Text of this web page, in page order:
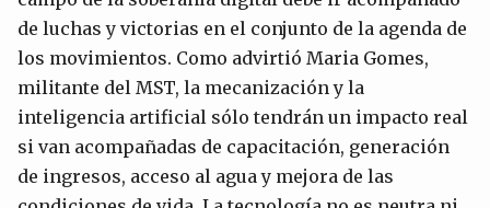
de luchas y victorias en el conjunto de la agenda de
los movimientos. Como advirtió Maria Gomes,
militante del MST, la mecanización y la
inteligencia artificial sólo tendrán un impacto real
si van acompañadas de capacitación, generación
de ingresos, acceso al agua y mejora de las